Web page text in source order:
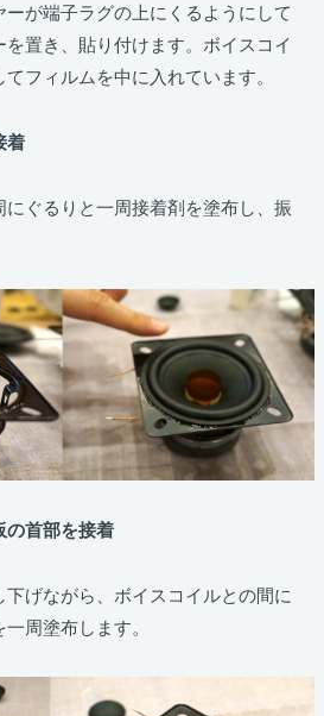
が端子ラグの上にくるようにして
置き、貼り付けます。ボイスコイ
フィルムを中に入れています。
着
ぐるりと一周接着剤を塗布し、振
首部を接着
げながら、ボイスコイルとの間に
周塗布します。